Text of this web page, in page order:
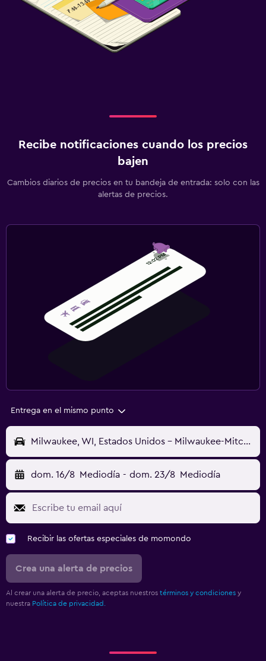
Recibe notificaciones cuando los precios
bajen
Cambios diarios de precios en tu bandeja de entrada: solo con las
alertas de precios.
Entrega en el mismo punto
Milwaukee, WI, Estados Unidos - Milwaukee-Mitchell (MKE)
dom. 16/8 Mediodía - dom. 23/8 Mediodía
Recibir las ofertas especiales de momondo
Crea una alerta de precios
Al crear una alerta de precio, aceptas nuestros términos y condiciones y
nuestra Política de privacidad.